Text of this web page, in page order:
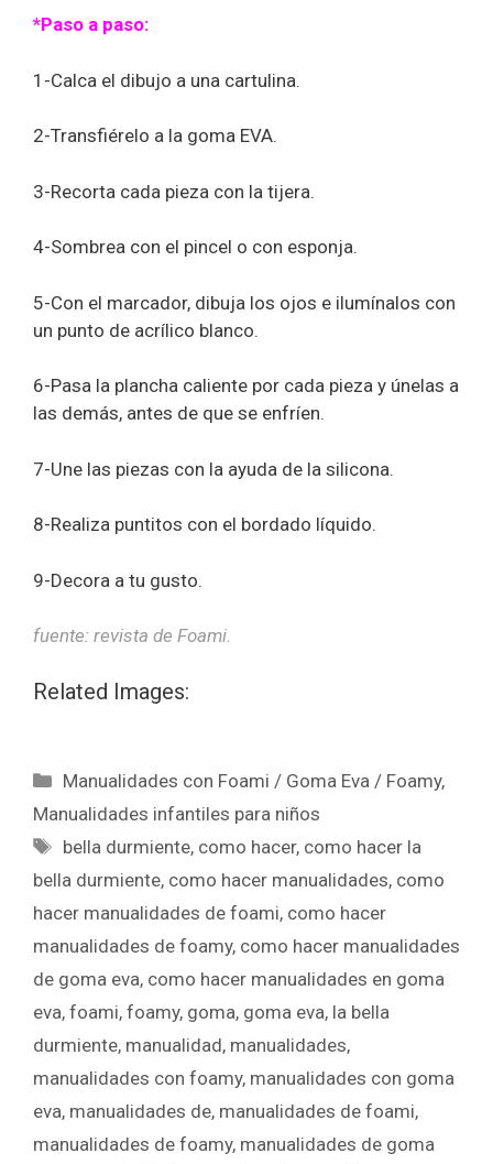
*Paso a paso:
1-Calca el dibujo a una cartulina.
2-Transfiérelo a la goma EVA.
3-Recorta cada pieza con la tijera.
4-Sombrea con el pincel o con esponja.
5-Con el marcador, dibuja los ojos e ilumínalos con
un punto de acrílico blanco.
6-Pasa la plancha caliente por cada pieza y únelas a
las demás, antes de que se enfríen.
7-Une las piezas con la ayuda de la silicona.
8-Realiza puntitos con el bordado líquido.
9-Decora a tu gusto.
fuente: revista de Foami.
Related Images:
Manualidades con Foami / Goma Eva / Foamy,
Manualidades infantiles para niños
bella durmiente, como hacer, como hacer la
bella durmiente, como hacer manualidades, como
hacer manualidades de foami, como hacer
manualidades de foamy, como hacer manualidades
de goma eva, como hacer manualidades en goma
eva, foami, foamy, goma, goma eva, la bella
durmiente, manualidad, manualidades,
manualidades con foamy, manualidades con goma
eva, manualidades de, manualidades de foami,
manualidades de foamy, manualidades de goma